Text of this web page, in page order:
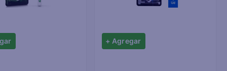
+ Agregar